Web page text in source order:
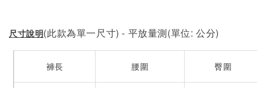
尺寸說明(此款為單一尺寸) - 平放量測(單位: 公分)
褲長 腰圍 臀圍